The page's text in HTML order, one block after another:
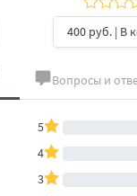
400 руб.| В
Вопросы и
5
4
3